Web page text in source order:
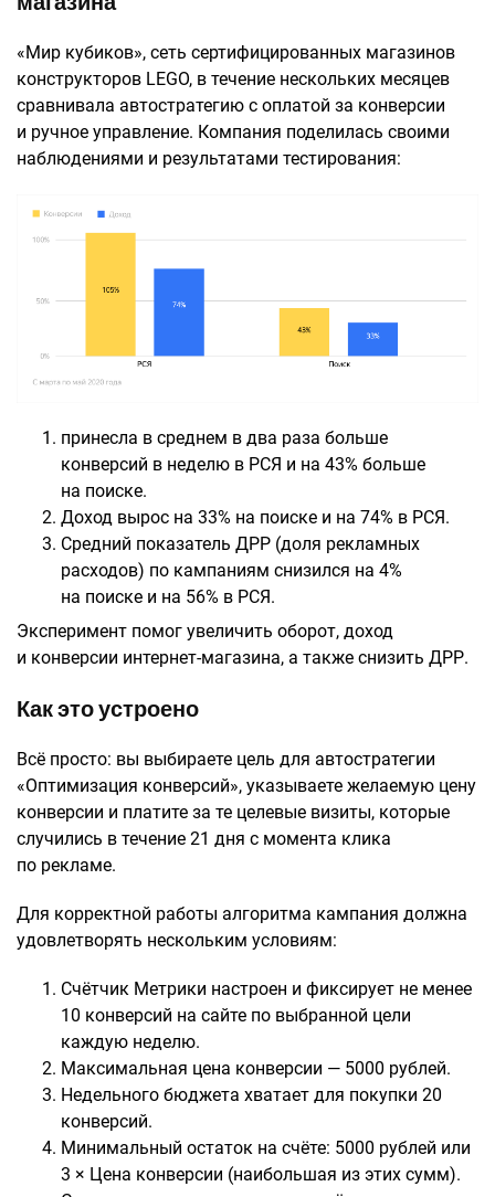
«Мир кубиков», сеть сертифицированных магазинов
конструкторов LEGO, в течение нескольких месяцев
сравнивала автостратегию с оплатой за конверсии
и ручное управление. Компания поделилась своими
наблюдениями и результатами тестирования:
принесла в среднем в два раза больше
конверсий в неделю в РСЯ и на 43% больше
на поиске.
Доход вырос на 33% на поиске и на 74% в РСЯ.
Средний показатель ДРР (доля рекламных
расходов) по кампаниям снизился на 4%
на поиске и на 56% в РСЯ.
Эксперимент помог увеличить оборот, доход
и конверсии интернет-магазина, а также снизить ДРР.
Как это устроено
Всё просто: вы выбираете цель для автостратегии
«Оптимизация конверсий», указываете желаемую цену
конверсии и платите за те целевые визиты, которые
случились в течение 21 дня с момента клика
по рекламе.
Для корректной работы алгоритма кампания должна
удовлетворять нескольким условиям:
Счётчик Метрики настроен и фиксирует не менее
10 конверсий на сайте по выбранной цели
каждую неделю.
Максимальная цена конверсии — 5000 рублей.
Недельного бюджета хватает для покупки 20
конверсий.
Минимальный остаток на счёте: 5000 рублей или
3 × Цена конверсии (наибольшая из этих сумм).